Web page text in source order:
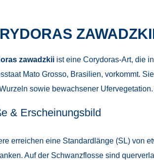
zawadzkiiist eine Corydoras-Art, die
Mato Grosso, Brasilien, vorkommt.
sowie bewachsener
& Erscheinungsbild
erreichen eine Standardlänge (SL) von
Auf der Schwanzflosse sind